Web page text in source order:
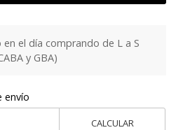
el día comprando de L a S
y GBA)
envío
CALCULAR